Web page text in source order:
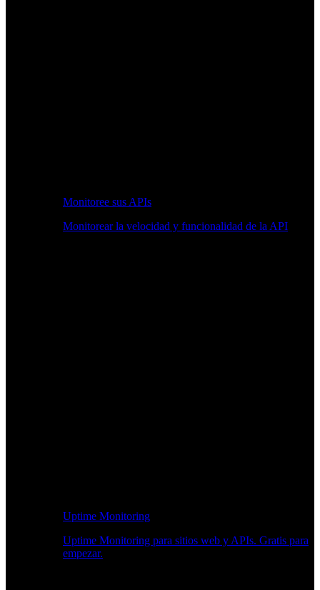
Monitoree sus APIs
Monitorear la velocidad y funcionalidad de la API
Uptime Monitoring
Uptime Monitoring para sitios web y APIs. Gratis para
empezar.